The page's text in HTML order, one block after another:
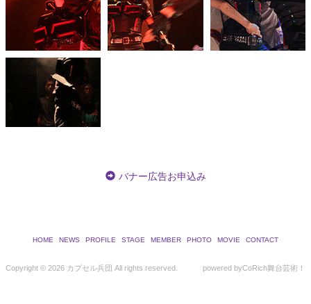
バナー広告お申込み
HOME NEWS PROFILE STAGE MEMBER PHOTO MOVIE CONTACT
Copyright © 2026 カプセル兵団 All rights reserved. powered byCoRich舞台芸術！